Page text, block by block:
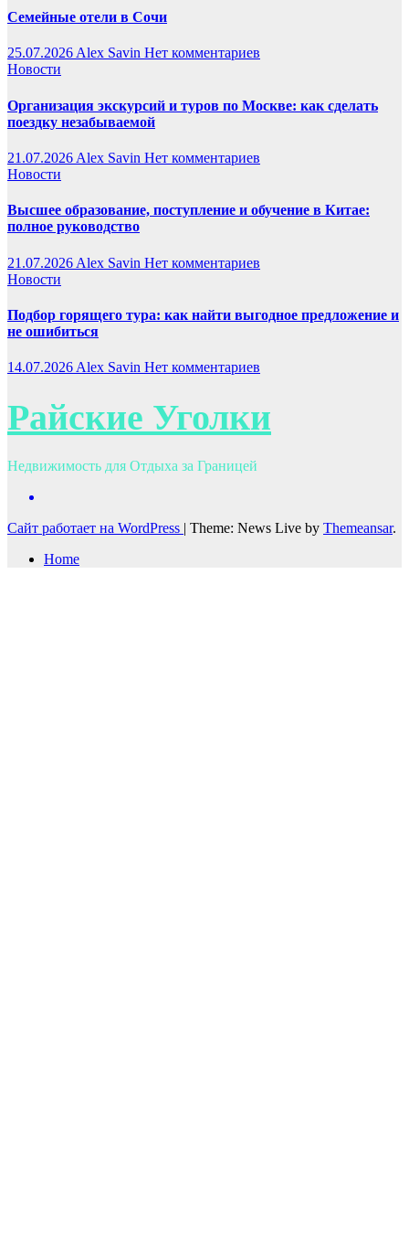
Семейные отели в Сочи
25.07.2026Alex Savin Нет комментариев
Новости
Организация экскурсий и туров по Москве: как сделать
поездку незабываемой
21.07.2026 Alex Savin Нет комментариев
Новости
Высшее образование, поступление и обучение в Китае:
полное руководство
21.07.2026 Alex Savin Нет комментариев
Новости
Подбор горящего тура: как найти выгодное предложение и
не ошибиться
14.07.2026 Alex Savin Нет комментариев
Райские Уголки
Недвижимость для Отдыха за Границей
Сайт работает на WordPress | Theme: News Live by Themeansar.
Home